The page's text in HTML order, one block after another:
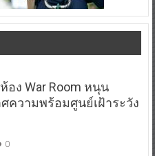
ง War Room หนุน
ความพร้อมศูนย์เฝ้าระวัง
0